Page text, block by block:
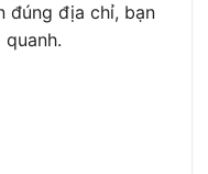
đúng địa chỉ, bạn